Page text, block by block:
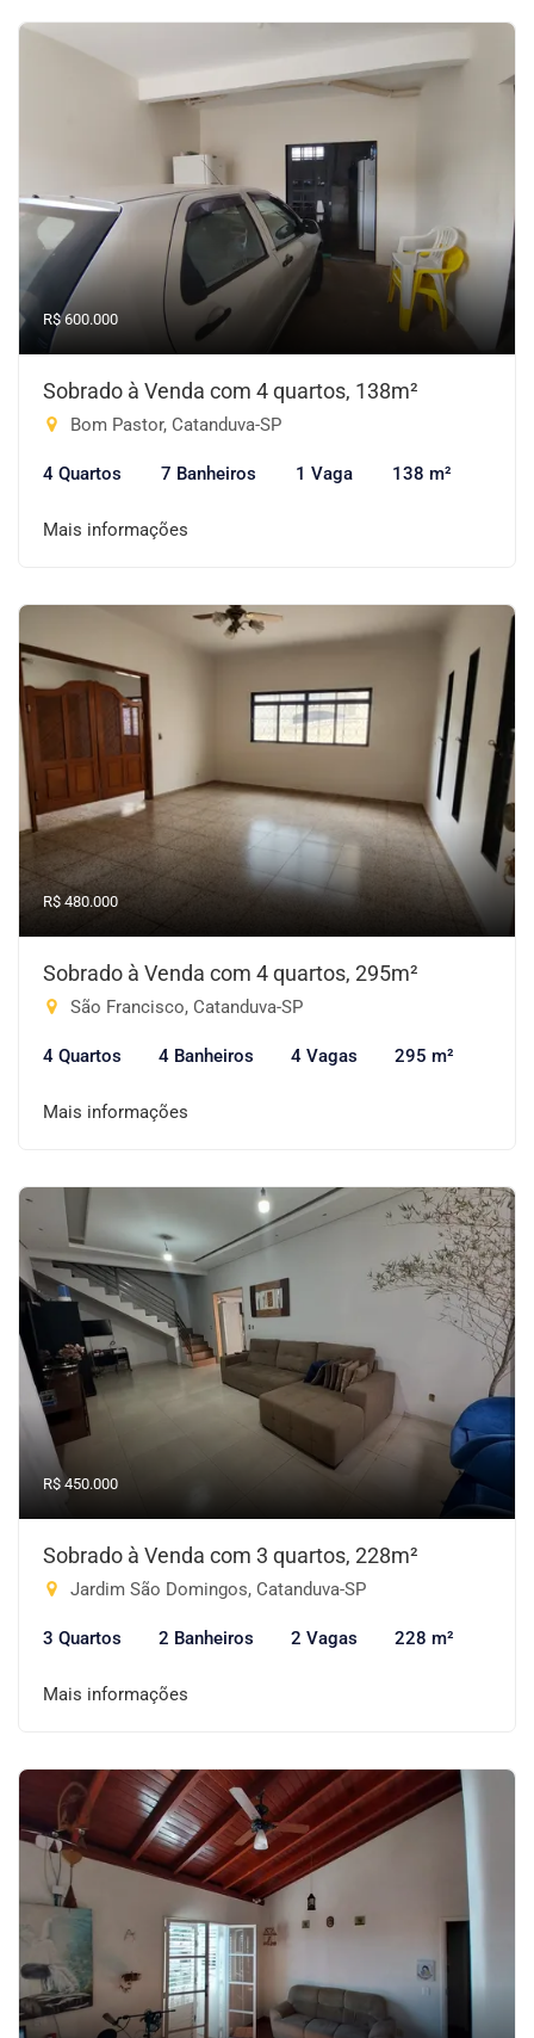
R$ 600.000
Sobrado à Venda com 4 quartos, 138m²
Bom Pastor, Catanduva-SP
4 Quartos 7 Banheiros 1 Vaga 138 m²
Mais informações
R$ 480.000
Sobrado à Venda com 4 quartos, 295m²
São Francisco, Catanduva-SP
4 Quartos 4 Banheiros 4 Vagas 295 m²
Mais informações
R$ 450.000
Sobrado à Venda com 3 quartos, 228m²
Jardim São Domingos, Catanduva-SP
3 Quartos 2 Banheiros 2 Vagas 228 m²
Mais informações